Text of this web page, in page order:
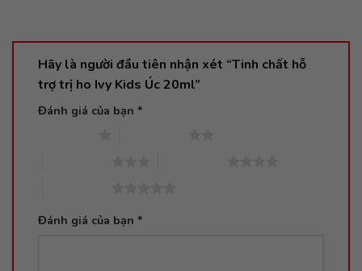
Hãy là người đầu tiên nhận xét “Tinh chất hỗ
trợ trị ho Ivy Kids Úc 20ml”
Đánh giá của bạn *
Đánh giá của bạn *